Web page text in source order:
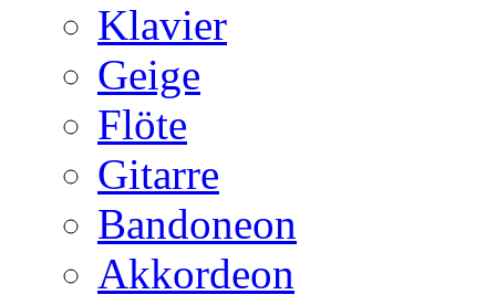
Klavier
Geige
Flöte
Gitarre
Bandoneon
Akkordeon